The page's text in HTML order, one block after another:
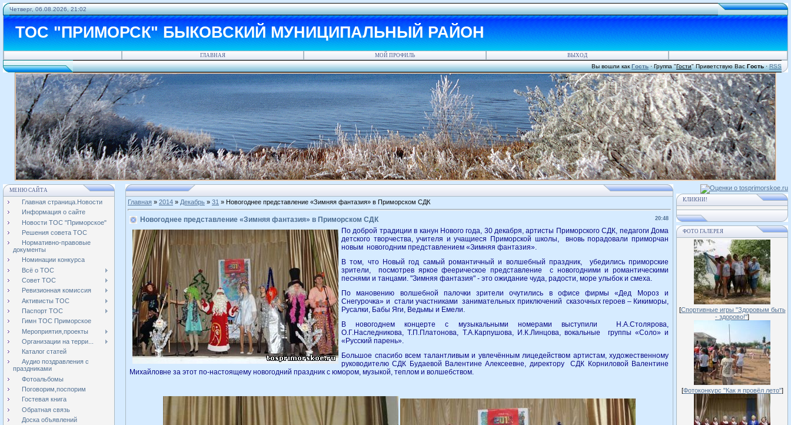
Четверг, 06.08.2026, 21:02
ТОС "ПРИМОРСК" БЫКОВСКИЙ МУНИЦИПАЛЬНЫЙ РАЙОН
ГЛАВНАЯ МОЙ ПРОФИЛЬ ВЫХОД
Вы вошли как Гость·Группа"Гости"Приветствую ВасГость·RSS
МЕНЮ САЙТА
Главная страница.Новости
Информация о сайте
Новости ТОС "Приморское"
Решения совета ТОС
Нормативно-правовые
документы
Номинации конкурса
Всё о ТОС
Совет ТОС
Ревизионная комиссия
Активисты ТОС
Паспорт ТОС
Гимн ТОС Приморское
Мероприятия,проекты
Организации на терри...
Каталог статей
Аудио поздравления с
праздниками
Фотоальбомы
Поговорим,поспорим
Гостевая книга
Обратная связь
Доска объявлений
Главная » 2014 » Декабрь » 31 » Новогоднее представление «Зимняя фантазия» в Приморском СДК
20:48
Новогоднее представление «Зимняя фантазия» в Приморском СДК
По доброй традиции в канун Нового года, 30 декабря, артисты Приморского СДК, педагоги Дома
детского творчества, учителя и учащиеся Приморской школы, вновь порадовали приморчан
новым новогодним представлением «Зимняя фантазия».
В том, что Новый год самый романтичный и волшебный праздник, убедились приморские
зрители, посмотрев яркое феерическое представление с новогодними и романтическими
песнями и танцами. "Зимняя фантазия" - это ожидание чуда, радости, море улыбок и смеха.
По мановению волшебной палочки зрители очутились в офисе фирмы «Дед Мороз и
Снегурочка» и стали участниками занимательных приключений сказочных героев – Кикиморы,
Русалки, Бабы Яги, Ведьмы и Емели.
В новогоднем концерте с музыкальными номерами выступили Н.А.Столярова,
О.Г.Наследникова, Т.П.Платонова, Т.А.Карпушова, И.К.Линцова, вокальные группы «Соло» и
«Русский парень».
Большое спасибо всем талантливым и увлечённым лицедейством артистам, художественному
руководителю СДК Будаевой Валентине Алексеевне, директору СДК Корниловой Валентине
Михайловне за этот по-настоящему новогодний праздник с юмором, музыкой, теплом и волшебством.
КЛИКНИ!
ФОТО ГАЛЕРЕЯ
[Спортивные игры "Здоровым быть
- здорово!"]
[Фотоконкурс "Как я провёл лето"]